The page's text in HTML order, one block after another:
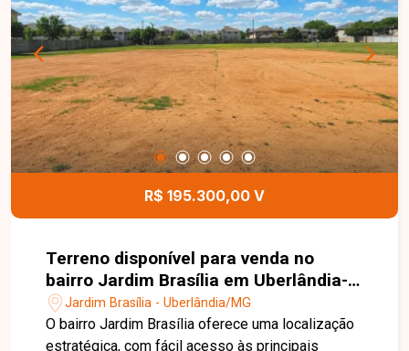
Imóveis e saiba mais sobre esta oportunidade.
Nossa equipe está pronta para fornecer todas as
informações e auxiliar você na realização do seu
investimento.
R$ 195.300,00 V
Terreno disponível para venda no
bairro Jardim Brasília em Uberlândia-
MGJardim Brasília - Uberlândia/MG
O bairro Jardim Brasília oferece uma localização
estratégica, com fácil acesso às principais